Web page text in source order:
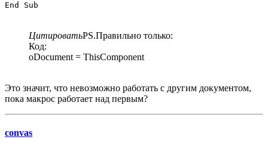
End Sub
ЦитироватьPS.Правильно только:
Код:
oDocument = ThisComponent
Это значит, что невозможно работать с другим документом,
пока макрос работает над первым?
convas